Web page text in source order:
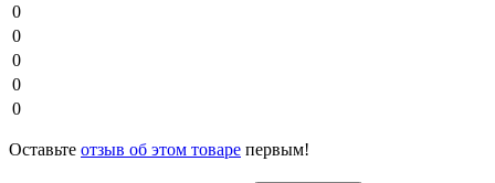
0
0
0
0
0
Оставьте отзыв об этом товаре первым!